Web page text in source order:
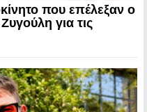
που επέλεξαν ο
για τις